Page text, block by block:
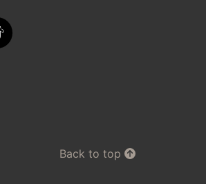
Back to top